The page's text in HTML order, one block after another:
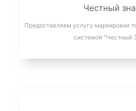
Честный
Предоставляем услугу маркировки
системой "Честный